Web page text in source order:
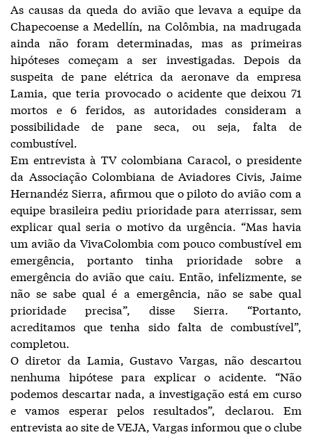
As causas da queda do avião que levava a equipe da
Chapecoense a Medellín, na Colômbia, na madrugada
ainda não foram determinadas, mas as primeiras
hipóteses começam a ser investigadas. Depois da
suspeita de pane elétrica da aeronave da empresa
Lamia, que teria provocado o acidente que deixou 71
mortos e 6 feridos, as autoridades consideram a
possibilidade de pane seca, ou seja, falta de
combustível.
Em entrevista à TV colombiana Caracol, o presidente
da Associação Colombiana de Aviadores Civis, Jaime
Hernandéz Sierra, afirmou que o piloto do avião com a
equipe brasileira pediu prioridade para aterrissar, sem
explicar qual seria o motivo da urgência. “Mas havia
um avião da VivaColombia com pouco combustível em
emergência, portanto tinha prioridade sobre a
emergência do avião que caiu. Então, infelizmente, se
não se sabe qual é a emergência, não se sabe qual
prioridade precisa”, disse Sierra. “Portanto,
acreditamos que tenha sido falta de combustível”,
completou.
O diretor da Lamia, Gustavo Vargas, não descartou
nenhuma hipótese para explicar o acidente. “Não
podemos descartar nada, a investigação está em curso
e vamos esperar pelos resultados”, declarou. Em
entrevista ao site de VEJA, Vargas informou que o clube